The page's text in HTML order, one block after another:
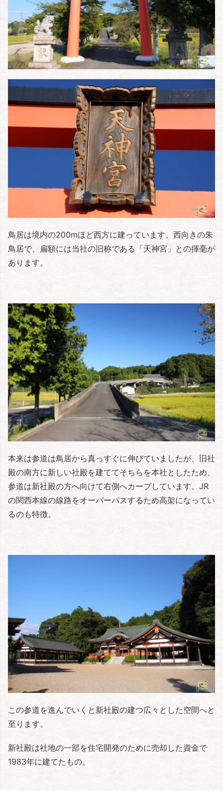
鳥居は境内の200mほど西方に建っています。西向きの朱
鳥居で、扁額には当社の旧称である「天神宮」との揮毫が
あります。
本来は参道は鳥居から真っすぐに伸びていましたが、旧社
殿の南方に新しい社殿を建ててそちらを本社としたため、
参道は新社殿の方へ向けて右側へカーブしています。JR
の関西本線の線路をオーバーパスするため高架になってい
るのも特徴。
この参道を進んでいくと新社殿の建つ広々とした空間へと
至ります。
新社殿は社地の一部を住宅開発のために売却した資金で
1983年に建てたもの。